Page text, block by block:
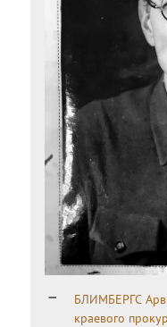
БЛИМБЕРГС
краевого